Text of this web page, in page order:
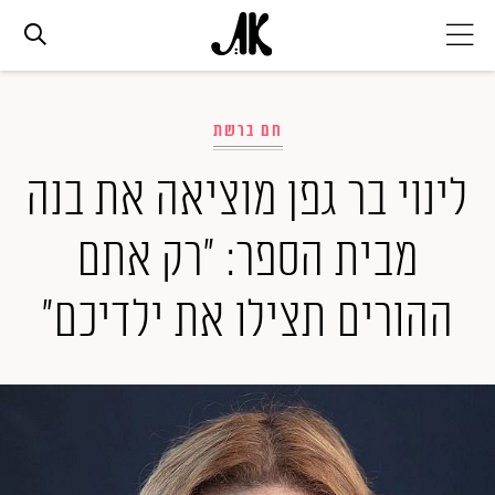
אופנה
ביוטי
סלבס
ערוצים נוספים
המגזין
חם ברשת
לינוי בר גפן מוציאה את בנה
מבית הספר: "רק אתם
ההורים תצילו את ילדיכם"